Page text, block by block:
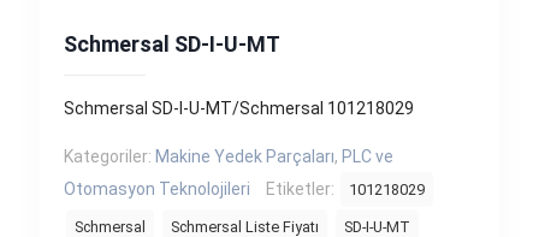
Schmersal SD-I-U-MT
Schmersal SD-I-U-MT/Schmersal 101218029
Kategoriler: Makine Yedek Parçaları, PLC ve
Otomasyon Teknolojileri
Etiketler: 101218029
Schmersal Schmersal Liste Fiyatı SD-I-U-MT